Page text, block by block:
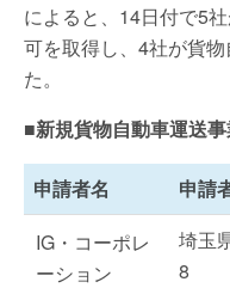
によると、14日付で5
可を取得し、4社が貨
た。
■新規貨物自動車運送
申請者名 申請
IG・コーポレ
ーション
埼玉
8